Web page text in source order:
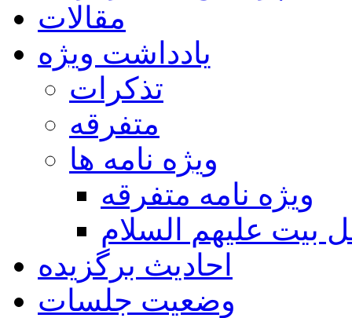
مقالات
یادداشت ویژه
تذكرات
متفرقه
ويژه نامه ها
ويژه نامه متفرقه
بيت عليهم السلام
احادیث برگزیده
وضعیت جلسات